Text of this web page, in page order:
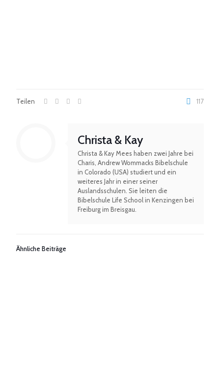
Teilen 117
Christa & Kay
Christa & Kay Mees haben zwei Jahre bei
Charis, Andrew Wommacks Bibelschule
in Colorado (USA) studiert und ein
weiteres Jahr in einer seiner
Auslandsschulen. Sie leiten die
Bibelschule Life School in Kenzingen bei
Freiburg im Breisgau.
Ähnliche Beiträge